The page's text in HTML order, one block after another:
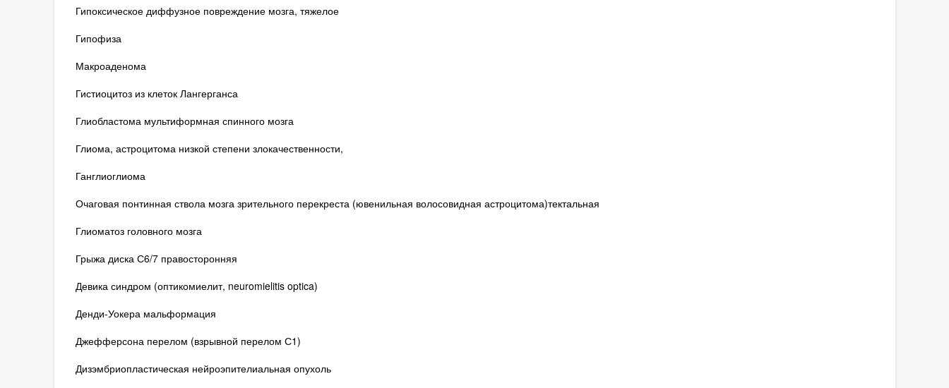
Гипоксическое диффузное повреждение мозга, тяжелое
Гипофиза
Макроаденома
Гистиоцитоз из клеток Лангерганса
Глиобластома мультиформная спинного мозга
Глиома, астроцитома низкой степени злокачественности,
Ганглиоглиома
Очаговая понтинная ствола мозга зрительного перекреста (ювенильная волосовидная астроцитома)тектальная
Глиоматоз головного мозга
Грыжа диска С6/7 правосторонняя
Девика синдром (оптикомиелит, neuromielitis optica)
Денди-Уокера мальформация
Джефферсона перелом (взрывной перелом С1)
Дизэмбриопластическая нейроэпителиальная опухоль